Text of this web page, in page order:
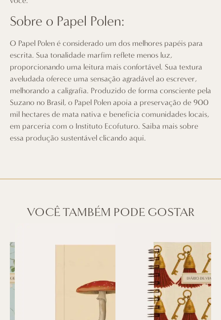
Sobre o Papel Polen:
O Papel Polen é considerado um dos melhores papéis para
escrita. Sua tonalidade marfim reflete menos luz,
proporcionando uma leitura mais confortável. Sua textura
aveludada oferece uma sensação agradável ao escrever,
melhorando a caligrafia. Produzido de forma consciente pela
Suzano no Brasil, o Papel Polen apoia a preservação de 900
mil hectares de mata nativa e beneficia comunidades locais,
em parceria com o Instituto Ecofuturo. Saiba mais sobre
essa produção sustentável clicando aqui.
VOCÊ TAMBÉM PODE GOSTAR